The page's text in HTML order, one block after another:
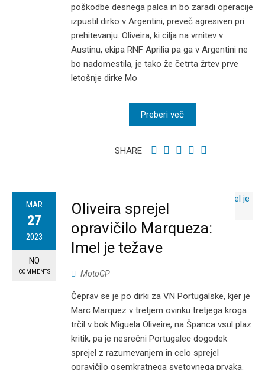
poškodbe desnega palca in bo zaradi operacije
izpustil dirko v Argentini, preveč agresiven pri
prehitevanju. Oliveira, ki cilja na vrnitev v
Austinu, ekipa RNF Aprilia pa ga v Argentini ne
bo nadomestila, je tako že četrta žrtev prve
letošnje dirke Mo
Preberi več
SHARE
MAR
27
2023
NO
COMMENTS
Oliveira sprejel
opravičilo Marqueza:
Imel je težave
MotoGP
Čeprav se je po dirki za VN Portugalske, kjer je
Marc Marquez v tretjem ovinku tretjega kroga
trčil v bok Miguela Oliveire, na Španca vsul plaz
kritik, pa je nesrečni Portugalec dogodek
sprejel z razumevanjem in celo sprejel
opravičilo osemkratnega svetovnega prvaka.